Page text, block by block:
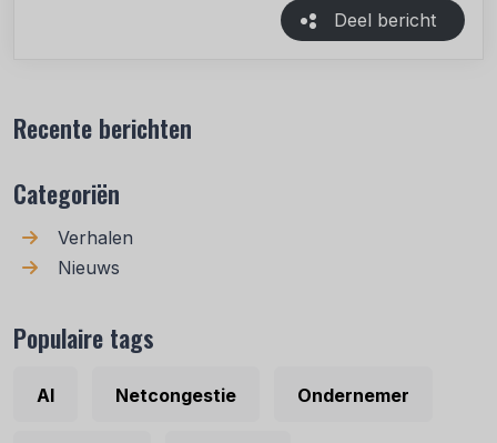
Deel bericht
Recente berichten
Categoriën
Verhalen
Nieuws
Populaire tags
AI Netcongestie Ondernemer